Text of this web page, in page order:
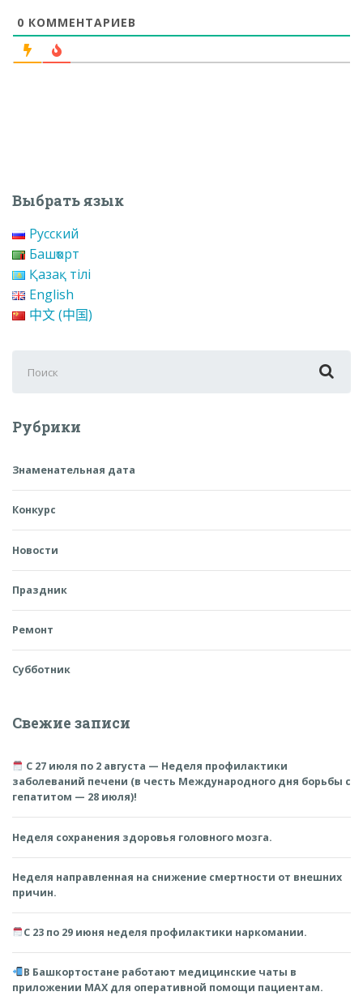
0 КОММЕНТАРИЕВ
Выбрать язык
Русский
Башҡорт
Қазақ тілі
English
中文 (中国)
для:
Рубрики
Знаменательная дата
Конкурс
Новости
Праздник
Ремонт
Субботник
Свежие записи
С 27 июля по 2 августа — Неделя профилактики
заболеваний печени (в честь Международного дня борьбы с
гепатитом — 28 июля)!
Неделя сохранения здоровья головного мозга.
Неделя направленная на снижение смертности от внешних
причин.
С 23 по 29 июня неделя профилактики наркомании.
В Башкортостане работают медицинские чаты в
приложении MAX для оперативной помощи пациентам.